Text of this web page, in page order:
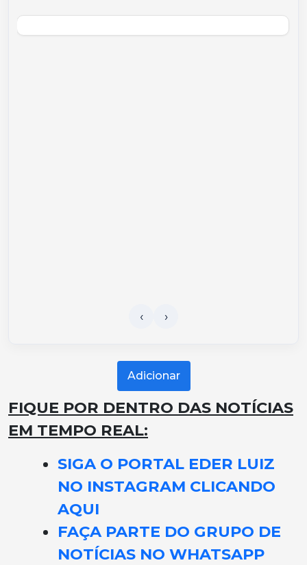
Adicionar
FIQUE POR DENTRO DAS NOTÍCIAS
EM TEMPO REAL:
SIGA O PORTAL EDER LUIZ
NO INSTAGRAM CLICANDO
AQUI
FAÇA PARTE DO GRUPO DE
NOTÍCIAS NO WHATSAPP